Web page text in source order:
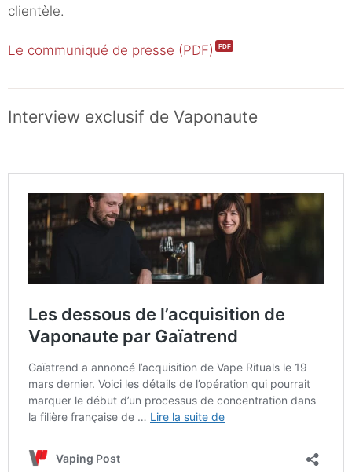
clientèle.
Le communiqué de presse (PDF)
Interview exclusif de Vaponaute